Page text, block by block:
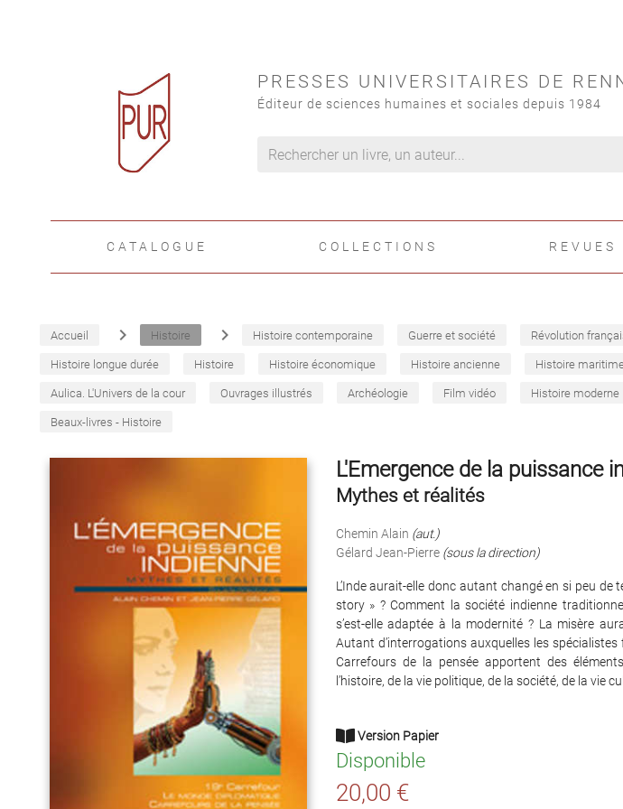
PRESSES UNIVERSITAIRES DE
Éditeur de sciences humaines et sociales depuis 1984
CATALOGUE COLLECTIONS REVUES
Accueil navigate_next Histoire navigate_next Histoire contemporaine Guerre et société Révolution
Histoire longue durée Histoire Histoire économique Histoire ancienne Histoire
Aulica. L'Univers de la cour Ouvrages illustrés Archéologie Film vidéo Histoire moderne
Beaux-livres - Histoire
L'Emergence de la puissance
Mythes et réalités
Chemin Alain (aut.)
Gélard Jean-Pierre (sous la direction)
L’Inde aurait-elle donc autant changé en si peu de
story » ? Comment la société indienne
s’est-elle adaptée à la modernité ? La misère
Autant d’interrogations auxquelles les
Carrefours de la pensée apportent des
l’histoire, de la vie politique, de la société, de la vie
Version Papier
Disponible
20,00 €